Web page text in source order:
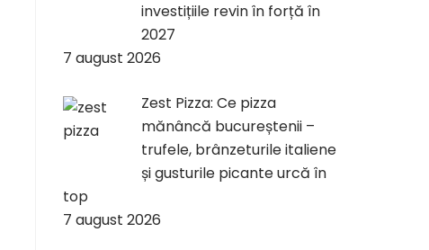
investițiile revin în forță în
2027
7 august 2026
Zest Pizza: Ce pizza
mănâncă bucureștenii –
trufele, brânzeturile italiene
și gusturile picante urcă în
top
7 august 2026